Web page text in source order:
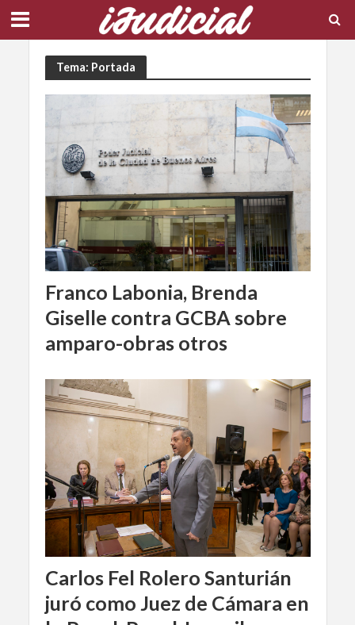
Tema: Portada
Franco Labonia, Brenda
Giselle contra GCBA sobre
amparo-obras otros
Carlos Fel Rolero Santurián
juró como Juez de Cámara en